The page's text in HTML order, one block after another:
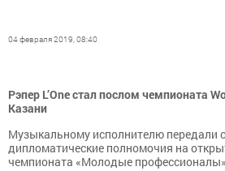
04 февраля 2019, 08:40
Рэпер L’One стал послом чемпионата
Казани
Музыкальному исполнителю передали
дипломатические полномочия на
чемпионата «Молодые